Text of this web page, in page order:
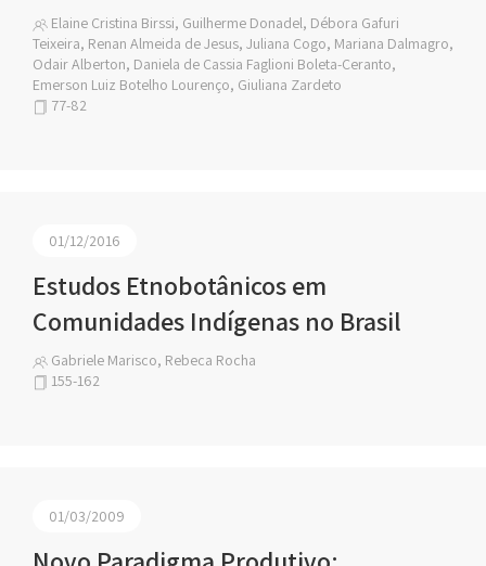
Elaine Cristina Birssi, Guilherme Donadel, Débora Gafuri
Teixeira, Renan Almeida de Jesus, Juliana Cogo, Mariana Dalmagro,
Odair Alberton, Daniela de Cassia Faglioni Boleta-Ceranto,
Emerson Luiz Botelho Lourenço, Giuliana Zardeto
77-82
01/12/2016
Estudos Etnobotânicos em
Comunidades Indígenas no Brasil
Gabriele Marisco, Rebeca Rocha
155-162
01/03/2009